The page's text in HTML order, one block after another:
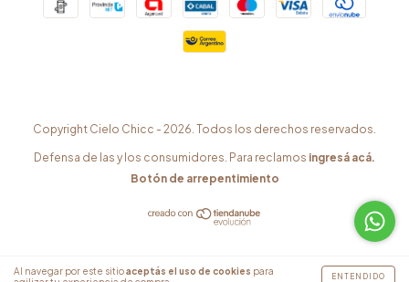
Al navegar por este sitioaceptás el uso de cookies para
ENTENDIDO
Copyright Cielo Chicc - 2026. Todos los derechos reservados.
Defensa de las y los consumidores. Para reclamos ingresá acá.
Botón de arrepentimiento